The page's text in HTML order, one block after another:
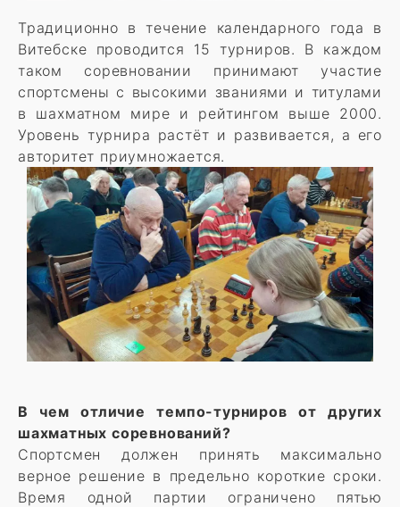
Традиционно в течение календарного года в
Витебске проводится 15 турниров. В каждом
таком соревновании принимают участие
спортсмены с высокими званиями и титулами
в шахматном мире и рейтингом выше 2000.
Уровень турнира растёт и развивается, а его
авторитет приумножается.
В чем отличие темпо-турниров от других
шахматных соревнований?
Спортсмен должен принять максимально
верное решение в предельно короткие сроки.
Время одной партии ограничено пятью